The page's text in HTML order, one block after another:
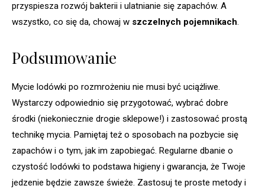
przyspiesza rozwój bakterii i ulatnianie się zapachów. A
wszystko, co się da, chowaj w szczelnych pojemnikach.
Podsumowanie
Mycie lodówki po rozmrożeniu nie musi być uciążliwe.
Wystarczy odpowiednio się przygotować, wybrać dobre
środki (niekoniecznie drogie sklepowe!) i zastosować prostą
technikę mycia. Pamiętaj też o sposobach na pozbycie się
zapachów i o tym, jak im zapobiegać. Regularne dbanie o
czystość lodówki to podstawa higieny i gwarancja, że Twoje
jedzenie będzie zawsze świeże. Zastosuj te proste metody i